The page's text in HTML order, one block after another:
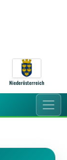
Niederösterreich